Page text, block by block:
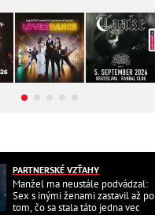
PARTNERSKÉ VZŤAHY
Manžel ma neustále podvádzal:
Sex s inými ženami zastavil až po
tom, čo sa stala táto jedna vec